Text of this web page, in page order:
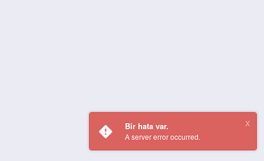
Bir hata var.
A server error occurred.